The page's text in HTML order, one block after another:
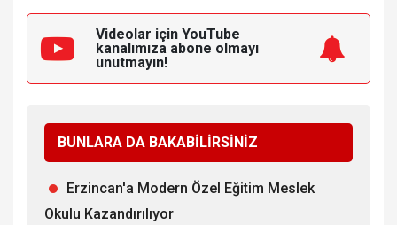
Videolar için YouTube
kanalımıza abone olmayı
unutmayın!
BUNLARA DA BAKABİLİRSİNİZ
Erzincan'a Modern Özel Eğitim Meslek
Okulu Kazandırılıyor